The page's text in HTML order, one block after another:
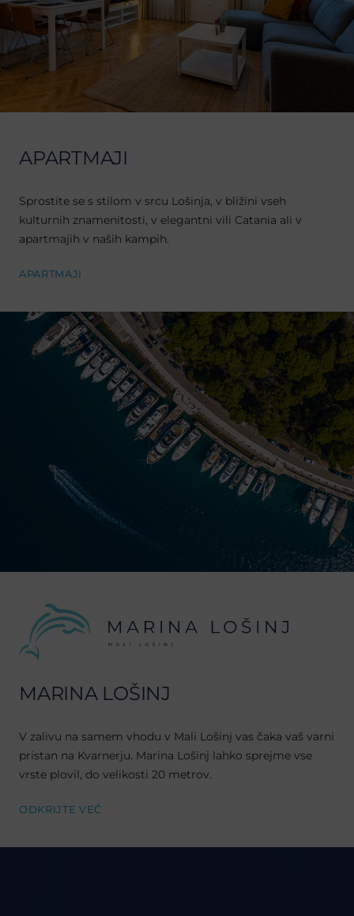
APARTMAJI
Sprostite se s stilom v srcu Lošinja, v bližini vseh
kulturnih znamenitosti, v elegantni vili Catania ali v
apartmajih v naših kampih.
APARTMAJI
MARINA LOŠINJ
V zalivu na samem vhodu v Mali Lošinj vas čaka vaš varni
pristan na Kvarnerju. Marina Lošinj lahko sprejme vse
vrste plovil, do velikosti 20 metrov.
ODKRIJTE VEČ